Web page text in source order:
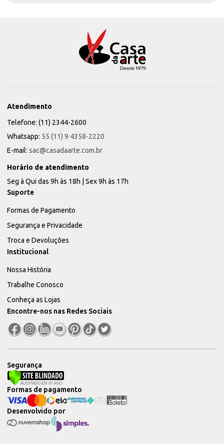
Atendimento
Telefone: (11) 2344-2600
Whatsapp: 55 (11) 9 4358-2220
E-mail: sac@casadaarte.com.br
Horário de atendimento
Seg à Qui das 9h às 18h | Sex 9h às 17h
Suporte
Formas de Pagamento
Segurança e Privacidade
Troca e Devoluções
Institucional
Nossa História
Trabalhe Conosco
Conheça as Lojas
Encontre-nos nas Redes Sociais
Segurança
Desenvolvido por
Formas de pagamento